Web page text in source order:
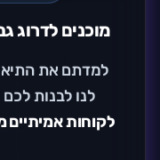
מוכנים לדרוג
למדתם את
לנו לבנות
לקוחות אמיתיים